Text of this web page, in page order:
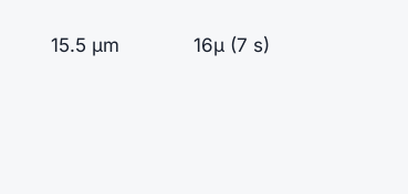
15.5 µm 16µ (7 s)